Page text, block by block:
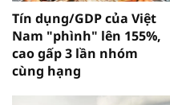
Tín dụng/GDP của Việt
Nam "phình" lên 155%,
cao gấp 3 lần nhóm
cùng hạng